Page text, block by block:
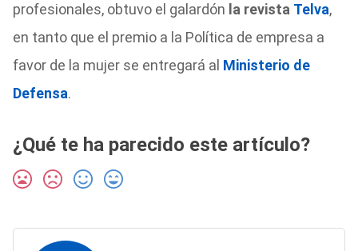
profesionales, obtuvo el galardón la revista Telva,
en tanto que el premio a la Política de empresa a
favor de la mujer se entregará al Ministerio de
Defensa.
¿Qué te ha parecido este artículo?